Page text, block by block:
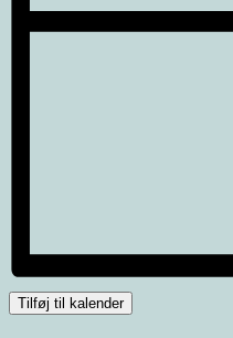
Tilføj til kalender